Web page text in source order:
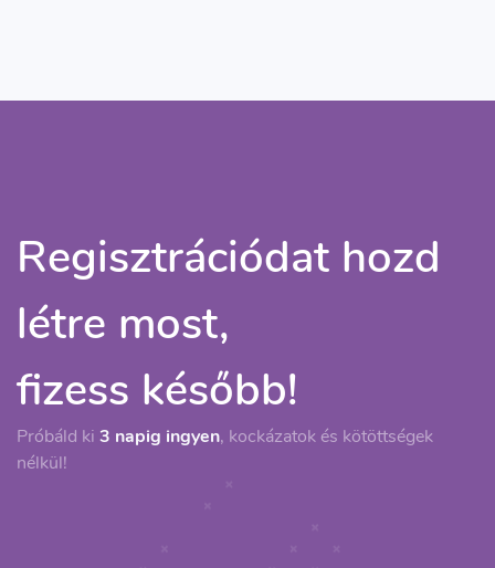
Regisztrációdat hozd
létre most,
fizess később!
Próbáld ki 3 napig ingyen, kockázatok és kötöttségek
nélkül!